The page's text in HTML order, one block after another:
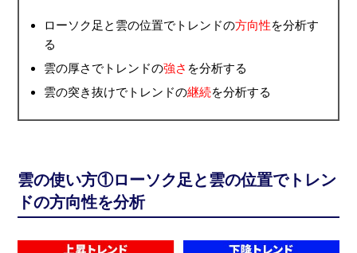
ローソク足と雲の位置でトレンドの方向性を分析す
る
雲の厚さでトレンドの強さ を分析する
雲の突き抜けでトレンドの継続を分析する
雲の使い方①ローソク足と雲の位置でトレン
ドの方向性を分析